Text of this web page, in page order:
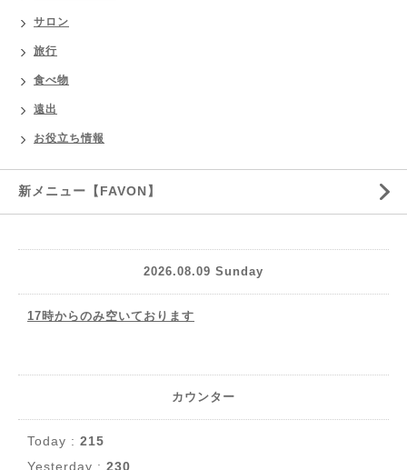
サロン
旅行
食べ物
遠出
お役立ち情報
新メニュー【FAVON】
2026.08.09 Sunday
17時からのみ空いております
カウンター
Today : 215
Yesterday : 230